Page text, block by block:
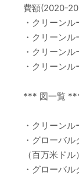
費額(2020-
・クリーン
・クリーン
・クリーン
・クリーン
*** 図一覧
・クリーン
・グローバ
（百万米ドル）
・グローバ